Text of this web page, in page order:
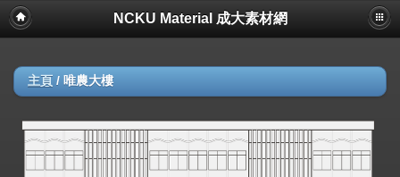
NCKU Material 成大素材網
主頁 / 唯農大樓